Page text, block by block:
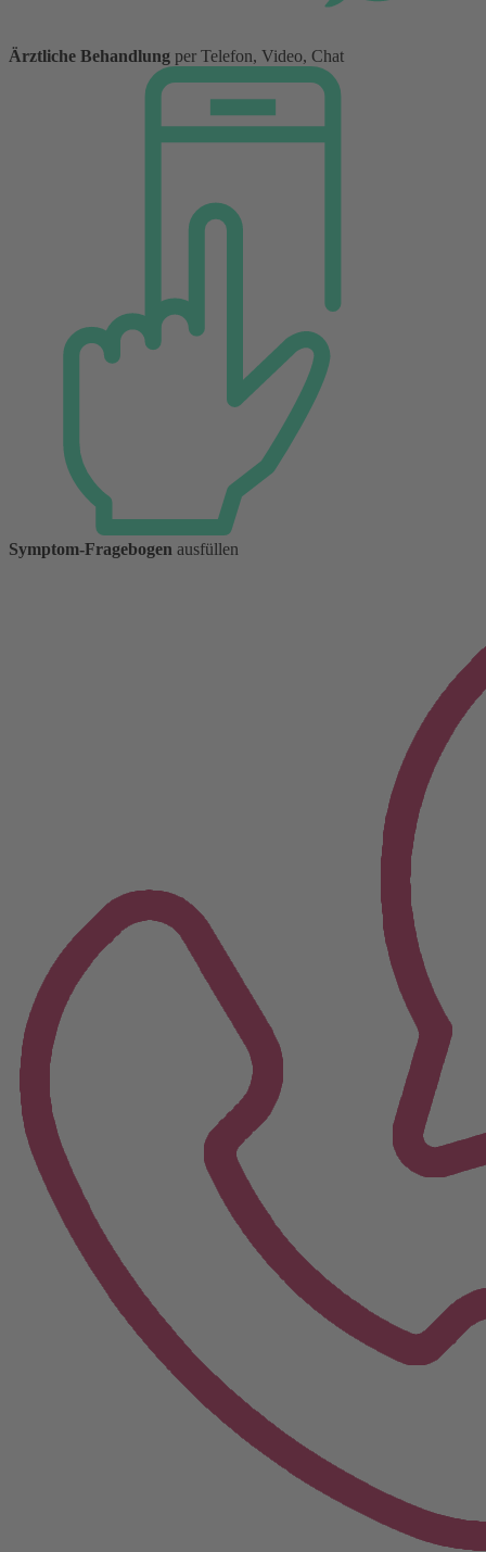
Ärztliche Behandlung per Telefon, Video, Chat
Symptom-Fragebogen ausfüllen